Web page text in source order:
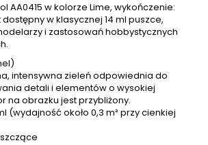
AA0415 w kolorze Lime, wykończenie:
w klasycznej 14 ml puszce,
i zastosowań hobbystycznych
intensywna zieleń odpowiednia do
detali i elementów o wysokiej
na obrazku jest przybliżony.
(wydajność około 0,3 m² przy cienkiej